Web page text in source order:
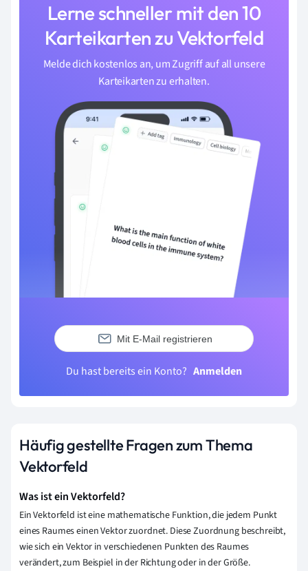
Lerne schneller mit den 10
Karteikarten zu Vektorfeld
Melde dich kostenlos an, um Zugriff auf all unsere
Karteikarten zu erhalten.
Mit E-Mail registrieren
Du hast bereits ein Konto? Anmelden
Häufig gestellte Fragen zum Thema
Vektorfeld
Was ist ein Vektorfeld?
Ein Vektorfeld ist eine mathematische Funktion, die jedem Punkt
eines Raumes einen Vektor zuordnet. Diese Zuordnung beschreibt,
wie sich ein Vektor in verschiedenen Punkten des Raumes
verändert, zum Beispiel in der Richtung oder in der Größe.